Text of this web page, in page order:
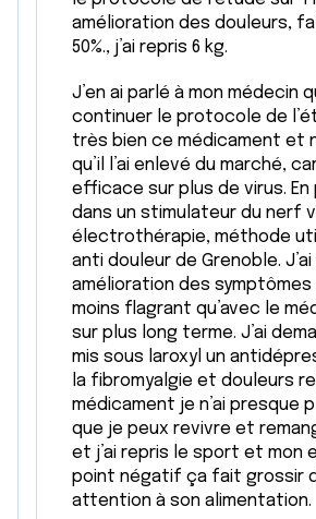
amélioration des douleurs,
50%., j’ai repris 6 kg.
J’en ai parlé à mon médecin
continuer le protocole de
très bien ce médicament et
qu’il l’ai enlevé du marché,
efficace sur plus de virus. En
dans un stimulateur du nerf
électrothérapie, méthode
anti douleur de Grenoble. J’ai
amélioration des symptômes
moins flagrant qu’avec le
sur plus long terme. J’ai
mis sous laroxyl un
la fibromyalgie et douleurs
médicament je n’ai presque
que je peux revivre et
et j’ai repris le sport et mon
point négatif ça fait grossir
attention à son alimentation.